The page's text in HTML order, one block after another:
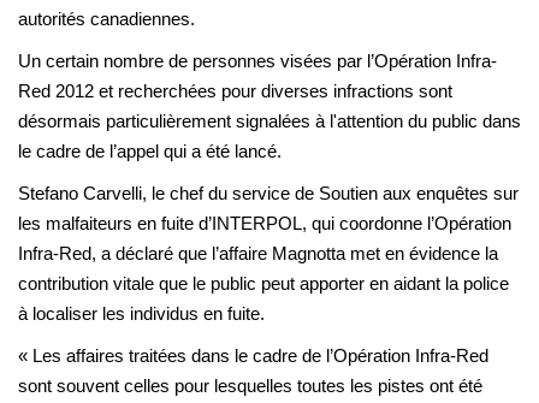
autorités canadiennes.
Un certain nombre de personnes visées par l’Opération Infra-
Red 2012 et recherchées pour diverses infractions sont
désormais particulièrement signalées à l'attention du public dans
le cadre de l’appel qui a été lancé.
Stefano Carvelli, le chef du service de Soutien aux enquêtes sur
les malfaiteurs en fuite d’INTERPOL, qui coordonne l’Opération
Infra-Red, a déclaré que l’affaire Magnotta met en évidence la
contribution vitale que le public peut apporter en aidant la police
à localiser les individus en fuite.
« Les affaires traitées dans le cadre de l’Opération Infra-Red
sont souvent celles pour lesquelles toutes les pistes ont été